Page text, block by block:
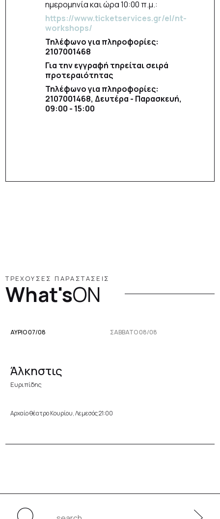
ημερομηνία και ώρα 10:00 π.μ.:
https://www.ticketservices.gr/el/nt-
workshops/
Τηλέφωνο για πληροφορίες:
2107001468
Για την εγγραφή τηρείται σειρά
προτεραιότητας
Τηλέφωνο για πληροφορίες:
2107001468, Δευτέρα - Παρασκευή,
09:00 - 15:00
ΤΡΕΧΟΥΣΕΣ ΠΑΡΑΣΤΑΣΕΙΣ
What'sON
ΑΥΡΙΟ 07/08 ΣΆΒΒΑΤΟ 08/08
Άλκηστις
Ευριπίδης
Αρχαίο θέατρο Κουρίου, Λεμεσός 21:00